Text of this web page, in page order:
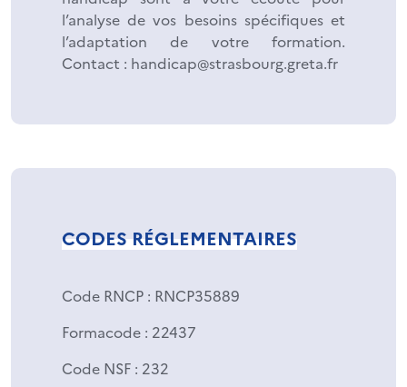
l’analyse de vos besoins spécifiques et
l’adaptation de votre formation.
Contact : handicap@strasbourg.greta.fr
CODES RÉGLEMENTAIRES
Code RNCP : RNCP35889
Formacode : 22437
Code NSF : 232